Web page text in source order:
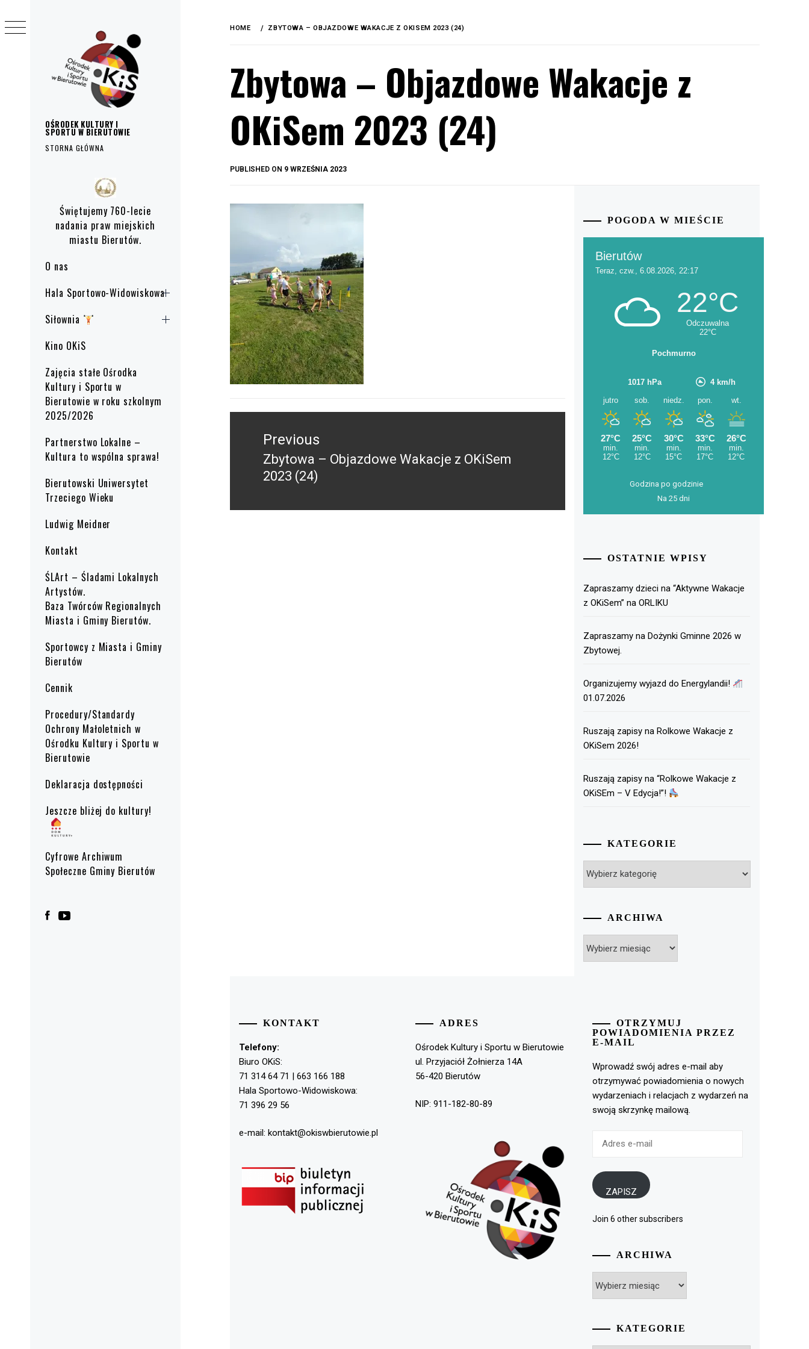
OŚRODEK KULTURY I
SPORTU W BIERUTOWIE
STORNA GŁÓWNA
Świętujemy 760-lecie
nadania praw miejskich
miastu Bierutów.
O nas
Hala Sportowo-Widowiskowa
Siłownia
Kino OKiS
Zajęcia stałe Ośrodka
Kultury i Sportu w
Bierutowie w roku szkolnym
2025/2026
Partnerstwo Lokalne –
Kultura to wspólna sprawa!
Bierutowski Uniwersytet
Trzeciego Wieku
Ludwig Meidner
Kontakt
ŚLArt – Śladami Lokalnych
Artystów.
Baza Twórców Regionalnych
Miasta i Gminy Bierutów.
Sportowcy z Miasta i Gminy
Bierutów
Cennik
Procedury/Standardy
Ochrony Małoletnich w
Ośrodku Kultury i Sportu w
Bierutowie
Deklaracja dostępności
Jeszcze bliżej do kultury!
Cyfrowe Archiwum
Społeczne Gminy Bierutów
HOME ZBYTOWA – OBJAZDOWE WAKACJE Z OKISEM 2023 (24)
Zbytowa – Objazdowe Wakacje z
OKiSem 2023 (24)
PUBLISHED ON 9 WRZEŚNIA 2023
wpisuPrevious
Previous
post:
Zbytowa – Objazdowe Wakacje z OKiSem
2023 (24)
POGODA W MIEŚCIE
Godzina po godzinie
Na 25 dni
OSTATNIE WPISY
Zapraszamy dzieci na “Aktywne Wakacje
z OKiSem” na ORLIKU
Zapraszamy na Dożynki Gminne 2026 w
Zbytowej.
Organizujemy wyjazd do Energylandii!
01.07.2026
Ruszają zapisy na Rolkowe Wakacje z
OKiSem 2026!
Ruszają zapisy na “Rolkowe Wakacje z
OKiSEm – V Edycja!”!
KATEGORIE
ARCHIWA
KONTAKT
Telefony:
Biuro OKiS:
71 314 64 71 | 663 166 188
Hala Sportowo-Widowiskowa:
71 396 29 56
e-mail: kontakt@okiswbierutowie.pl
ADRES
Ośrodek Kultury i Sportu w Bierutowie
ul. Przyjaciół Żołnierza 14A
56-420 Bierutów
NIP: 911-182-80-89
OTRZYMUJ
POWIADOMIENIA PRZEZ
E-MAIL
Wprowadź swój adres e-mail aby
otrzymywać powiadomienia o nowych
wydarzeniach i relacjach z wydarzeń na
swoją skrzynkę mailową.
ZAPISZ
Join 6 other subscribers
ARCHIWA
KATEGORIE